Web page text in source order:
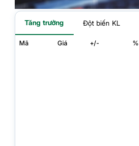
Tăng trưởng Đột biến KL
Mã Giá +/- %